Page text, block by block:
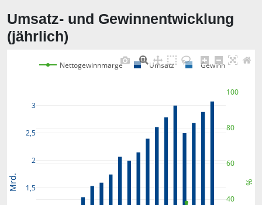
Umsatz- und Gewinnentwicklung
(jährlich)
1,5
2
2,5
3
40
60
80
100
Nettogewinnmarge Umsatz Gewinn
Mrd. %